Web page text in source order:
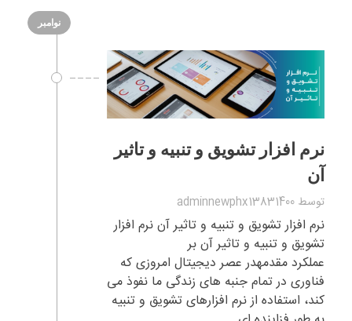
نوامبر
نرم افزار تشویق و تنبیه و تاثیر
آن
توسط adminnewphx13831400
نرم افزار تشویق و تنبیه و تاثیر آن نرم افزار
تشویق و تنبیه و تاثیر آن بر
عملکرد مقدمهدر عصر دیجیتال امروزی که
فناوری در تمام جنبه های زندگی ما نفوذ می
کند، استفاده از نرم افزارهای تشویق و تنبیه